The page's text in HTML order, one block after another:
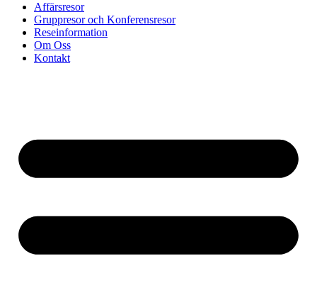
Affärsresor
Gruppresor och Konferensresor
Reseinformation
Om Oss
Kontakt